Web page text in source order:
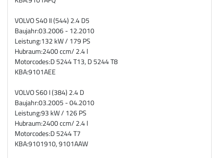
VOLVO S40 II (544) 2.4 D5
Baujahr:03.2006 - 12.2010
Leistung:132 kW / 179 PS
Hubraum:2400 ccm/ 2.4 l
Motorcodes:D 5244 T13, D 5244 T8
KBA:9101AEE
VOLVO S60 I (384) 2.4 D
Baujahr:03.2005 - 04.2010
Leistung:93 kW / 126 PS
Hubraum:2400 ccm/ 2.4 l
Motorcodes:D 5244 T7
KBA:9101910, 9101AAW